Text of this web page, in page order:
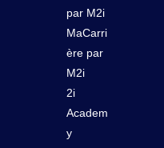
par M2i
MaCarri
ère par
M2i
2i
Academ
y